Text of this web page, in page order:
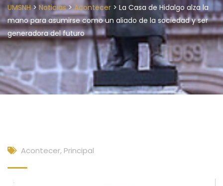
UMSNH> Noticias>Acontecer > La Casa de Hidalgo alza la
mano para asumirse como un aliado de la sociedad y ser
generadora del futuro
Acontecer, Principal